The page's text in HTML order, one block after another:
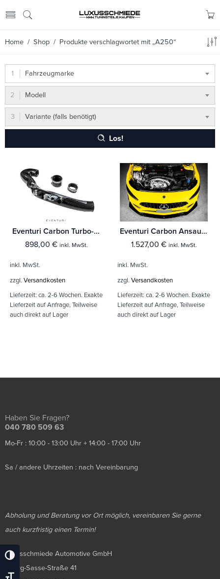
Umschalten Auf Hohe Kontraste
Home / Shop / Produkte verschlagwortet mit „A250“
Fahrzeugmarke
Modell
Variante (falls benötigt)
Los!
Eventuri Carbon Turbo-Rohr für Ansaugsystem für Mercedes Benz A35 AMG | CLA35 AMG und A250
898,00 € inkl. MwSt.
inkl. MwSt.
zzgl. Versandkosten
Lieferzeit: ca. 2-6 Wochen. Exakte
Lieferzeit auf Anfrage, Teilweise
auch direkt auf Lager
Eventuri Carbon Ansaugsystem für Mercedes Benz A35 AMG | CLA35 AMG und A250
1.527,00 € inkl. MwSt.
inkl. MwSt.
zzgl. Versandkosten
Lieferzeit: ca. 2-6 Wochen. Exakte
Lieferzeit auf Anfrage, Teilweise
auch direkt auf Lager
Haben Sie Fragen?
040 780 509 63
Mo-Fr : 10:00 - 13:00 Uhr + 14:00 - 17:00 Uhr
Sa / andere Uhrzeiten : nach Vereinbarung
Abholung und Beratung vor Ort möglich, vereinbaren Sie gerne
auch kurzfristig einen Termin!
Luxusschmiede Automotive GmbH
Georg-Sasse-Straße 41